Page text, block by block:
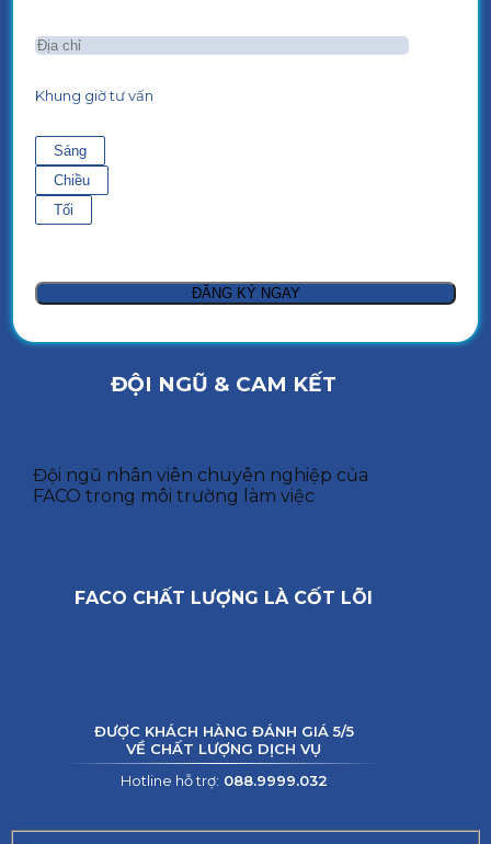
Khung giờ tư vấn
Sáng
Chiều
Tối
ĐỘI NGŨ & CAM KẾT
Đội ngũ nhân viên chuyên nghiệp của
FACO trong môi trường làm việc
FACO CHẤT LƯỢNG LÀ CỐT LÕI
ĐƯỢC KHÁCH HÀNG ĐÁNH GIÁ 5/5
VỀ CHẤT LƯỢNG DỊCH VỤ
Hotline hỗ trợ: 088.9999.032